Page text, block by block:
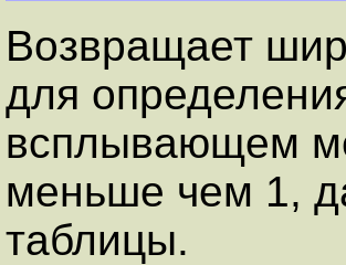
Возвращает
для
всплывающем
меньше чем 1,
таблицы.